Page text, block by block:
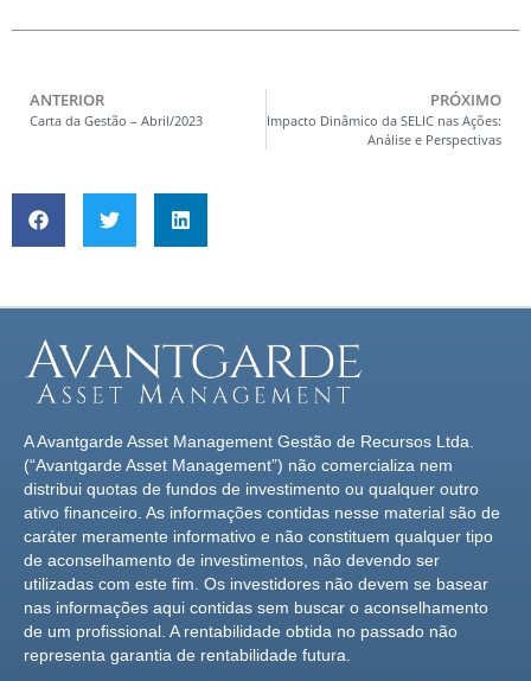
ANTERIOR
Carta da Gestão – Abril/2023
PRÓXIMO
Impacto Dinâmico da SELIC nas Ações:
Análise e Perspectivas
A Avantgarde Asset Management Gestão de Recursos Ltda.
(“Avantgarde Asset Management”) não comercializa nem
distribui quotas de fundos de investimento ou qualquer outro
ativo financeiro. As informações contidas nesse material são de
caráter meramente informativo e não constituem qualquer tipo
de aconselhamento de investimentos, não devendo ser
utilizadas com este fim. Os investidores não devem se basear
nas informações aqui contidas sem buscar o aconselhamento
de um profissional. A rentabilidade obtida no passado não
representa garantia de rentabilidade futura.